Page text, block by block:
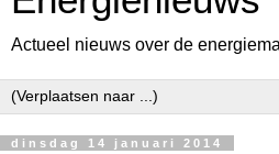
Actueel nieuws over de
dinsdag 14 januari 2014